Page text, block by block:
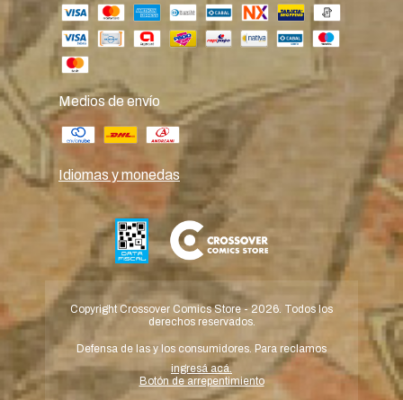
Medios de envío
Idiomas y monedas
Copyright Crossover Comics Store - 2026. Todos los
derechos reservados.
Defensa de las y los consumidores. Para reclamos
ingresá acá.
Botón de arrepentimiento